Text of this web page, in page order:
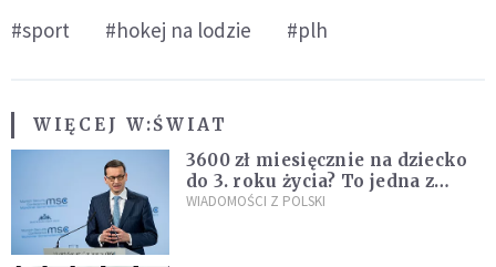
#sport #hokej na lodzie #plh
WIĘCEJ W:ŚWIAT
3600 zł miesięcznie na dziecko
do 3. roku życia? To jedna z
propozycji programu "Rozwój
WIADOMOŚCI Z POLSKI